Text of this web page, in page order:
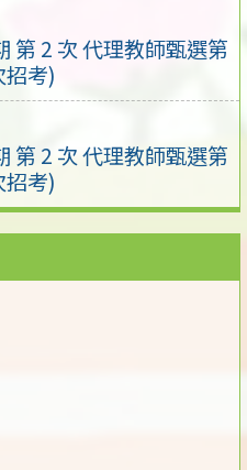
第 2 次 代理教師甄選第
考)
第 2 次 代理教師甄選第
考)